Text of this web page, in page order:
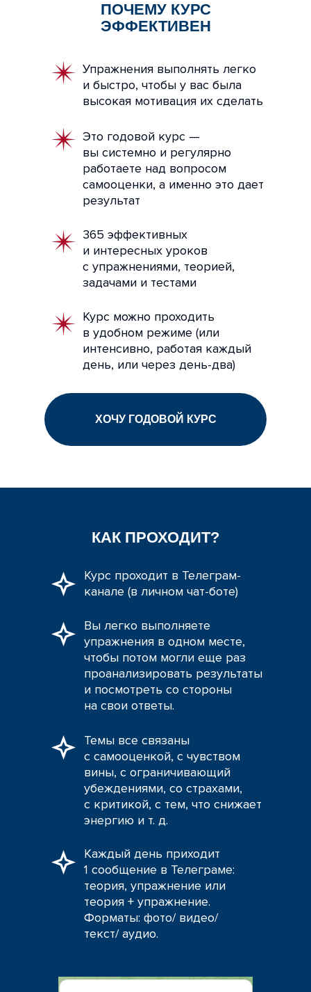
ПОЧЕМУ КУРС
ЭФФЕКТИВЕН
Упражнения выполнять легко
и быстро, чтобы у вас была
высокая мотивация их сделать
365 эффективных
и интересных уроков
с упражнениями, теорией,
задачами и тестами
Это годовой курс —
вы системно и регулярно
работаете над вопросом
самооценки, а именно это дает
результат
Курс можно проходить
в удобном режиме (или
интенсивно, работая каждый
день, или через день-два)
ХОЧУ ГОДОВОЙ КУРС
КАК ПРОХОДИТ?
Курс проходит в Телеграм-
канале (в личном чат-боте)
Вы легко выполняете
упражнения в одном месте,
чтобы потом могли еще раз
проанализировать результаты
и посмотреть со стороны
на свои ответы.
Темы все связаны
с самооценкой, с чувством
вины, с ограничивающий
убеждениями, со страхами,
с критикой, с тем, что снижает
энергию и т. д.
Каждый день приходит
1 сообщение в Телеграме:
теория, упражнение или
теория + упражнение.
Форматы: фото/ видео/
текст/ аудио.